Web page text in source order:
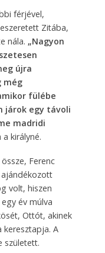
férjével,
Zitába,
nála. „Nagyon
újra
még
fülébe
járok egy távoli
madridi
királyné.
Ferenc
volt, hiszen
év múlva
Ottót, akinek
keresztapja. A
született.